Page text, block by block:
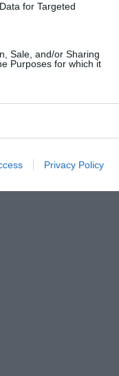
for Targeted
Sale, and/or Sharing
Purposes for which it
Privacy Policy